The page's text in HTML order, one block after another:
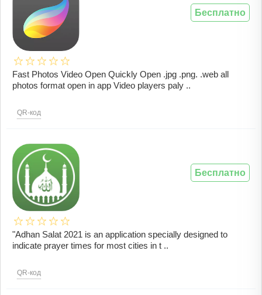
Fast Photos Video Open Quickly Open .jpg .png. .web all
photos format open in app Video players paly ..
QR-код
Бесплатно
"Adhan Salat 2021 is an application specially designed to
indicate prayer times for most cities in t ..
QR-код
Бесплатно